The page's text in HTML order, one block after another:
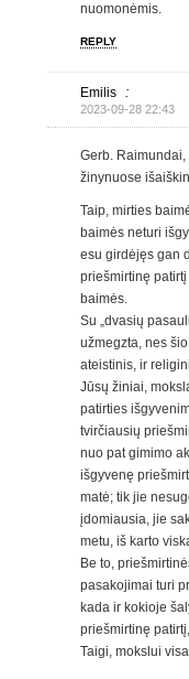
nuomonėmis.
REPLY
Emilis :
2023-09-28 22:43
Gerb.
žinynuose
Taip, mirties
baimės neturi
esu girdėjęs gan
priešmirtinę
baimės.
Su „dvasių
užmegzta, nes
ateistinis, ir
Jūsų žiniai,
patirties
tvirčiausių
nuo pat gimimo
išgyvenę
matė; tik jie
įdomiausia, jie
metu, iš karto
Be to,
pasakojimai turi
kada ir kokioje
priešmirtinę
Taigi, mokslui